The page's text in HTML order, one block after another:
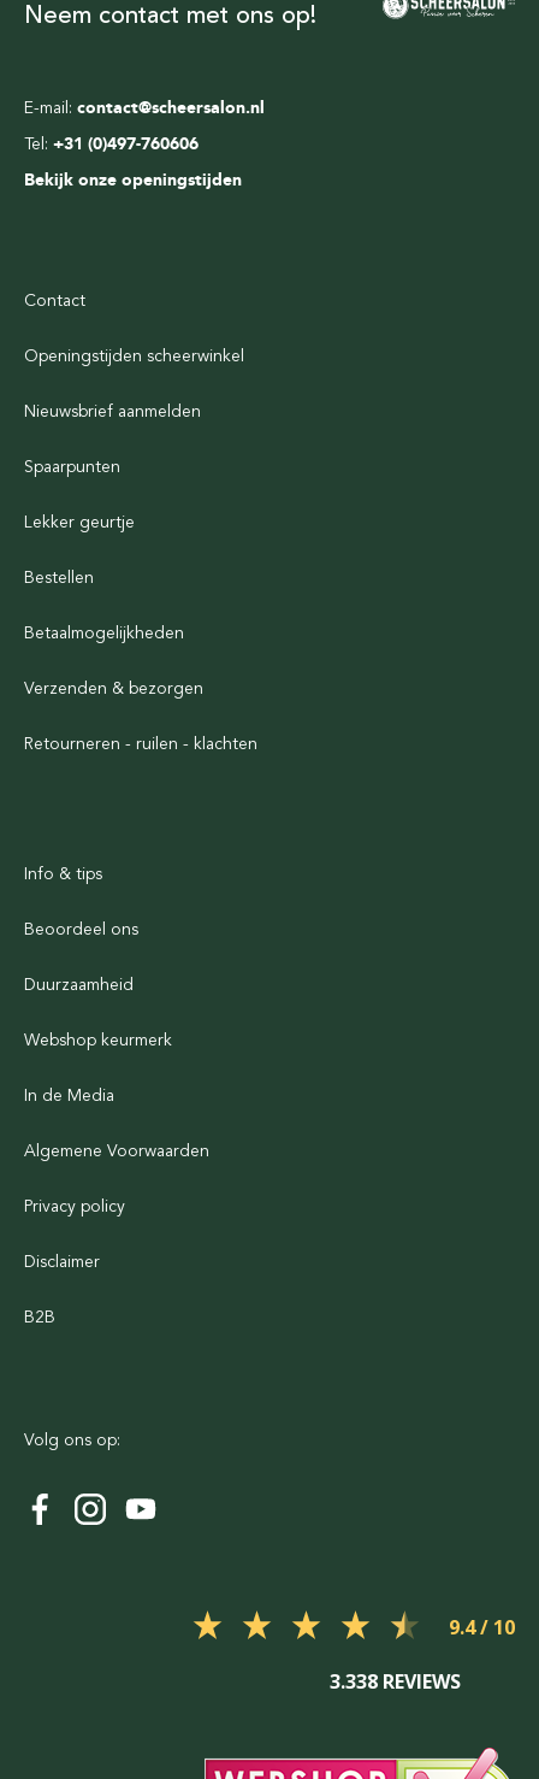
E-mail: contact@scheersalon.nl
Tel: +31 (0)497-760606
Bekijk onze openingstijden
Neem contact met ons op!
Contact
Openingstijden scheerwinkel
Nieuwsbrief aanmelden
Spaarpunten
Lekker geurtje
Bestellen
Betaalmogelijkheden
Verzenden & bezorgen
Retourneren - ruilen - klachten
Info & tips
Beoordeel ons
Duurzaamheid
Webshop keurmerk
In de Media
Algemene Voorwaarden
Privacy policy
Disclaimer
B2B
Volg ons op:
9.4
3.338 REVIEWS